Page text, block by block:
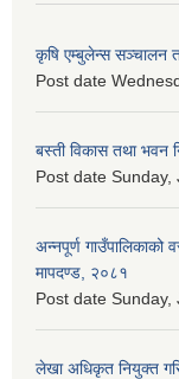
कृषि एम्बुलेन्स सञ्चालन
Post date
बस्ती विकास तथा भवन
Post date Sunday,
अन्नपूर्ण गाउँपालिकाको
मापदण्ड, २०८१
Post date Sunday,
लेखा अधिकृत नियुक्त